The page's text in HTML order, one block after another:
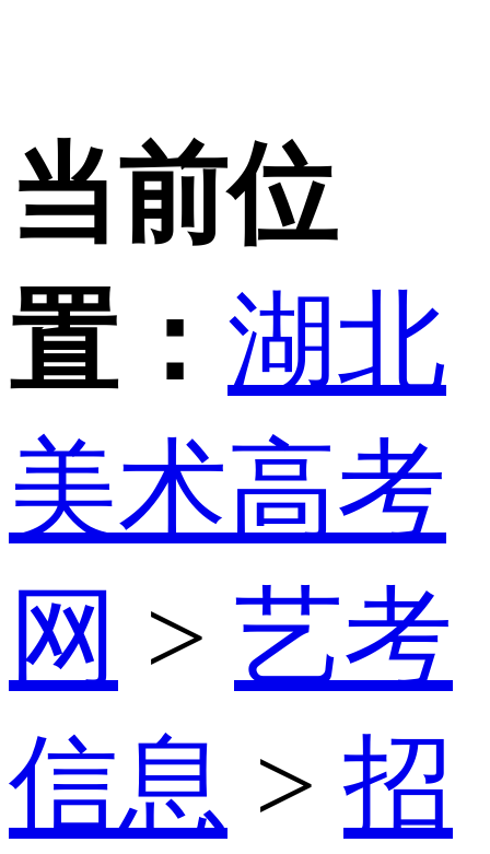
当前位
置： 湖北
美术高考
网 > 艺考
信息 > 招